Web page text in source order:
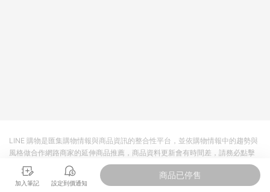
加入筆記 設定到價通知
商品已停售
LINE 購物是匯集購物情報與商品資訊的整合性平台，並依購物情報中的趨勢與
風格做合作網路商家的延伸商品推薦，商品資料更新會有時間差，請務必點擊
商品至各合作網路商家，確認現售價與購物條件，一切資訊以合作廠商網頁為
準。